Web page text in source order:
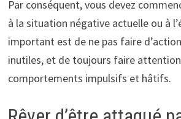
Par conséquent, vous devez
à la situation négative actuelle ou à
important est de ne pas faire
inutiles, et de toujours faire
comportements impulsifs et hâtifs.